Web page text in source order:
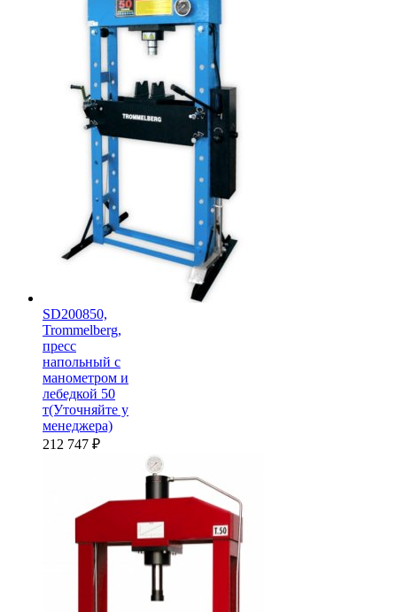
SD200850,
Trommelberg,
пресс
напольный с
манометром и
лебедкой 50
т(Уточняйте у
менеджера)
212 747 ₽